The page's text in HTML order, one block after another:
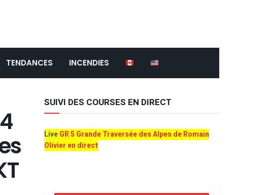
TENDANCES INCENDIES
SUIVI DES COURSES EN DIRECT
LiveGR 5 Grande Traversée des Alpes de Romain
Olivier en direct